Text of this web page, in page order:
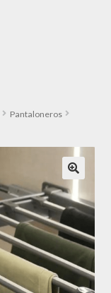
Pantaloneros
🔍